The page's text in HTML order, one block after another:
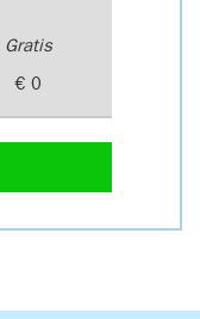
Gratis
€ 0